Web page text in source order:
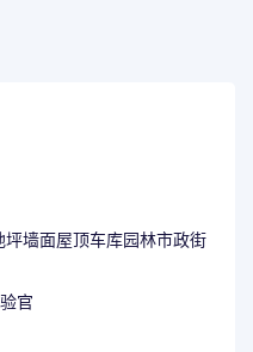
墙面屋顶车库园林市政街
官